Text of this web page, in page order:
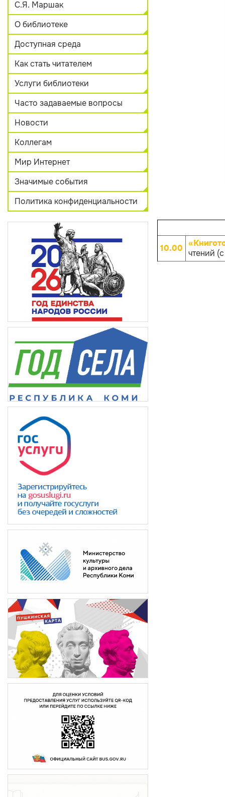
С.Я. Маршак
О библиотеке
Доступная среда
Как стать читателем
Услуги библиотеки
Часто задаваемые вопросы
Новости
Коллегам
Мир Интернет
Значимые события
Политика конфиденциальности
10.00 чтений